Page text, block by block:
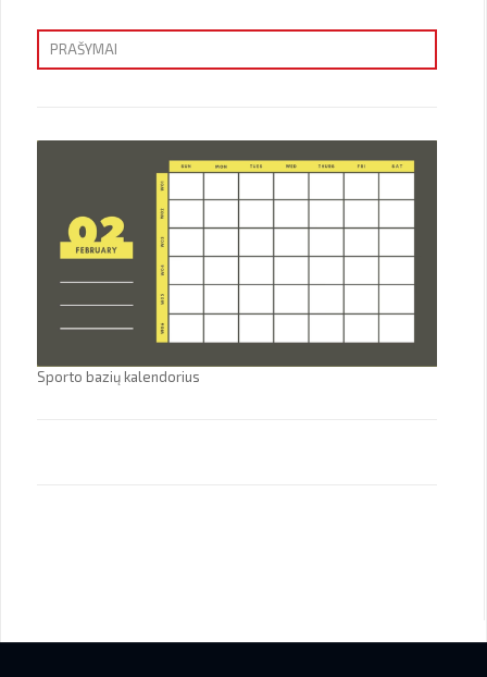
PRAŠYMAI
Sporto bazių kalendorius